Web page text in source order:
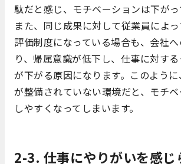
駄だと感じ、モチベーションは下がっ
また、同じ成果に対して従業員によ
評価制度になっている場合も、会社
り、帰属意識が低下し、仕事に対す
が下がる原因になります。このよう
が整備されていない環境だと、モチ
しやすくなってしまいます。
2-3. 仕事にやりがいを感じ